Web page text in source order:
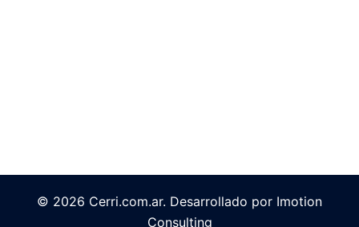
© 2026 Cerri.com.ar. Desarrollado por Imotion
Consulting